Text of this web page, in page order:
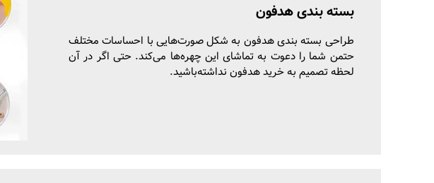
بسته بندی هدفون
طراحی بسته بندی هدفون به شکل صورت‌هایی با احساسات مختلف
حتمن شما را دعوت به تماشای این چهره‌ها می‌کند. حتی اگر در آن
لحظه تصمیم به خرید هدفون نداشته‌باشید.